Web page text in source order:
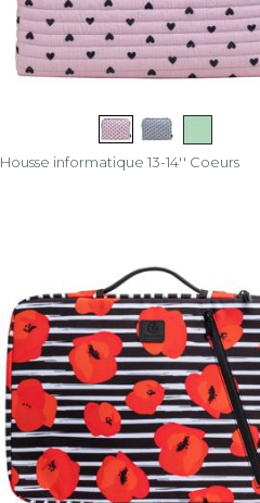
Housse informatique 13-14'' Coeurs